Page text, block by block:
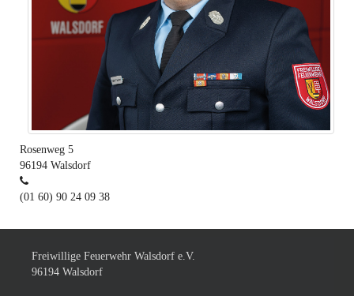
Rosenweg 5
96194 Walsdorf
(01 60) 90 24 09 38
Freiwillige Feuerwehr Walsdorf e.V.
96194 Walsdorf